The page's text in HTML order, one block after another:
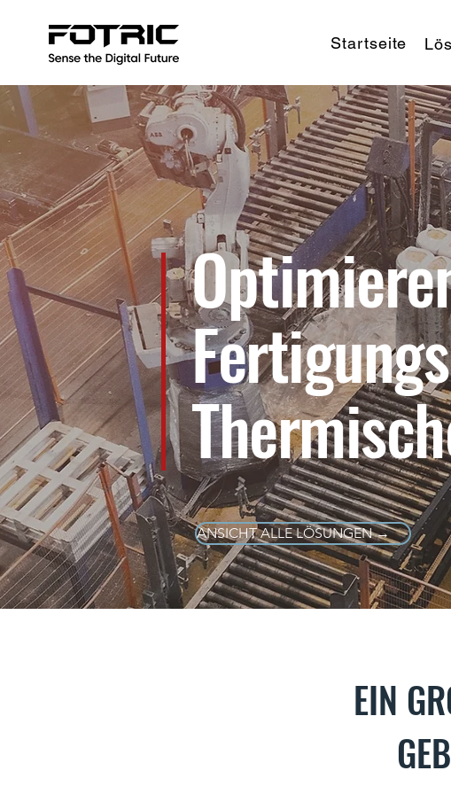
Startseite
ANSICHT ALLE LÖSUNGEN →
EIN